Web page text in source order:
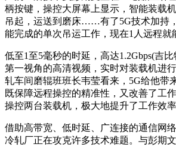
柄按键，操控大屏幕上显示，智能装载
吊起，运送到磨床……有了5G技术加持
能完成的单次吊运工作，现在1人远程就
低至1至5毫秒的时延，高达1.2Gbps(吉
第一视角的高清视频，实时对装载机进
轧车间磨辊班班长韦莹看来，5G给他带
既保障远程操控的精准性，又改善了工
操控两台装载机，极大地提升了工作效率
借助高带宽、低时延、广连接的通信网
冷轧厂正在攻克许多技术难题。与彭期